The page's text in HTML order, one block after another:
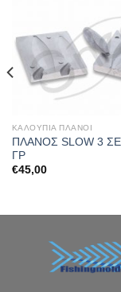
ΚΑΛΟΥΠΙΑ ΠΛΑΝΟΙ
ΠΛΑΝΟΣ SLOW 3
ΓΡ
€45,00